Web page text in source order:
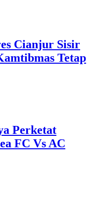
Cianjur Sisir
Tetap
Perketat
FC Vs AC